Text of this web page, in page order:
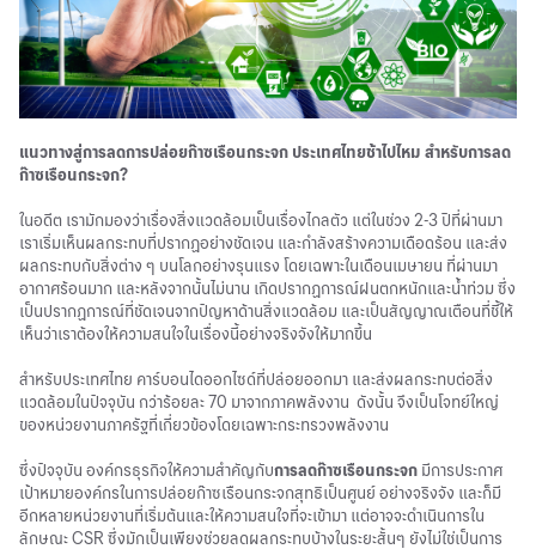
แนวทางสู่การลดการปล่อยก๊าซเรือนกระจก ประเทศไทยช้าไปไหม สำหรับการลด
ก๊าซเรือนกระจก?
ในอดีต เรามักมองว่าเรื่องสิ่งแวดล้อมเป็นเรื่องไกลตัว แต่ในช่วง 2-3 ปีที่ผ่านมา
เราเริ่มเห็นผลกระทบที่ปรากฏอย่างชัดเจน และกำลังสร้างความเดือดร้อน และส่ง
ผลกระทบกับสิ่งต่าง ๆ บนโลกอย่างรุนแรง โดยเฉพาะในเดือนเมษายน ที่ผ่านมา
อากาศร้อนมาก และหลังจากนั้นไม่นาน เกิดปรากฏการณ์ฝนตกหนักและน้ำท่วม ซึ่ง
เป็นปรากฏการณ์ที่ชัดเจนจากปัญหาด้านสิ่งแวดล้อม และเป็นสัญญาณเตือนที่ชี้ให้
เห็นว่าเราต้องให้ความสนใจในเรื่องนี้อย่างจริงจังให้มากขึ้น
สำหรับประเทศไทย คาร์บอนไดออกไซด์ที่ปล่อยออกมา และส่งผลกระทบต่อสิ่ง
แวดล้อมในปัจจุบัน กว่าร้อยละ 70 มาจากภาคพลังงาน ดังนั้น จึงเป็นโจทย์ใหญ่
ของหน่วยงานภาครัฐที่เกี่ยวข้องโดยเฉพาะกระทรวงพลังงาน
ซึ่งปัจจุบัน องค์กรธุรกิจให้ความสำคัญกับการลดก๊าซเรือนกระจก มีการประกาศ
เป้าหมายองค์กรในการปล่อยก๊าซเรือนกระจกสุทธิเป็นศูนย์ อย่างจริงจัง และก็มี
อีกหลายหน่วยงานที่เริ่มต้นและให้ความสนใจที่จะเข้ามา แต่อาจจะดำเนินการใน
ลักษณะ CSR ซึ่งมักเป็นเพียงช่วยลดผลกระทบบ้างในระยะสั้นๆ ยังไม่ใช่เป็นการ